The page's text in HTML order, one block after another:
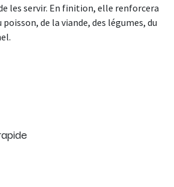
les servir. En finition, elle renforcera
de la viande, des légumes, du